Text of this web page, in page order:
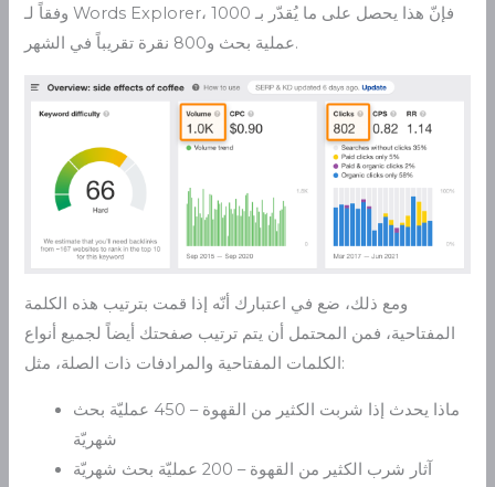
وفقاً لـ Words Explorer، فإنّ هذا يحصل على ما يُقدّر بـ 1000
عملية بحث و800 نقرة تقريباً في الشهر.
ومع ذلك، ضع في اعتبارك أنّه إذا قمت بترتيب هذه الكلمة
المفتاحية، فمن المحتمل أن يتم ترتيب صفحتك أيضاً لجميع أنواع
الكلمات المفتاحية والمرادفات ذات الصلة، مثل:
ماذا يحدث إذا شربت الكثير من القهوة – 450 عمليّة بحث
شهريّة
آثار شرب الكثير من القهوة – 200 عمليّة بحث شهريّة